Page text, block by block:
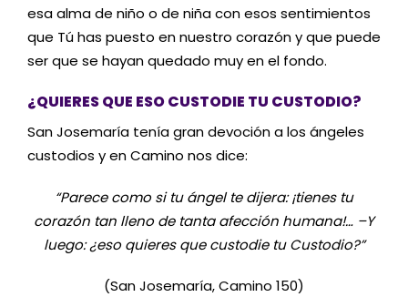
esa alma de niño o de niña con esos sentimientos
que Tú has puesto en nuestro corazón y que puede
ser que se hayan quedado muy en el fondo.
¿QUIERES QUE ESO CUSTODIE TU CUSTODIO?
San Josemaría tenía gran devoción a los ángeles
custodios y en Camino nos dice:
“Parece como si tu ángel te dijera: ¡tienes tu
corazón tan lleno de tanta afección humana!… –Y
luego: ¿eso quieres que custodie tu Custodio?”
(San Josemaría, Camino 150)